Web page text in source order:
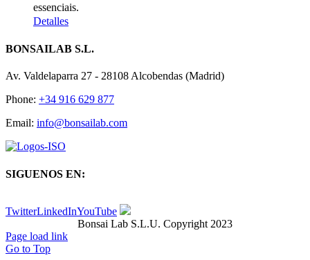
essenciais.
Detalles
BONSAILAB S.L.
Av. Valdelaparra 27 - 28108 Alcobendas (Madrid)
Phone: +34 916 629 877
Email: info@bonsailab.com
SIGUENOS EN:
TwitterLinkedInYouTube
Bonsai Lab S.L.U. Copyright 2023
Page load link
Go to Top